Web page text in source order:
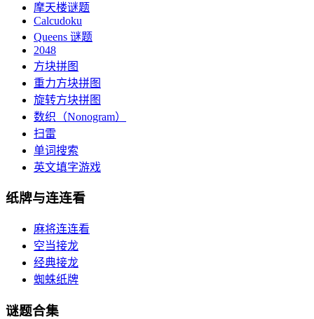
摩天楼谜题
Calcudoku
Queens 谜题
2048
方块拼图
重力方块拼图
旋转方块拼图
数织（Nonogram）
扫雷
单词搜索
英文填字游戏
纸牌与连连看
麻将连连看
空当接龙
经典接龙
蜘蛛纸牌
谜题合集